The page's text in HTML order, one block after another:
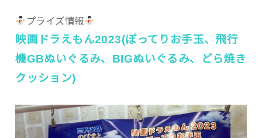
プライズ情報
映画ドラえもん2023(ぽってりお手玉、飛行
機GBぬいぐるみ、BIGぬいぐるみ、どら焼き
クッション)